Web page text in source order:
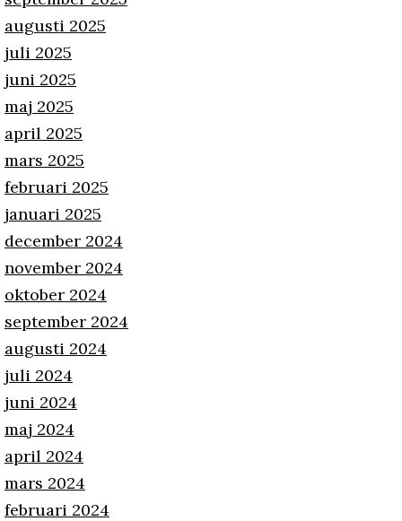
augusti 2025
juli 2025
juni 2025
maj 2025
april 2025
mars 2025
februari 2025
januari 2025
december 2024
november 2024
oktober 2024
september 2024
augusti 2024
juli 2024
juni 2024
maj 2024
april 2024
mars 2024
februari 2024